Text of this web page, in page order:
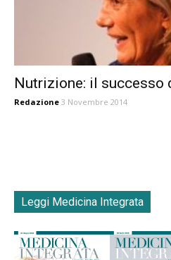
Nutrizione: il successo
Redazione 3 Novembre 2014
Leggi Medicina Integrata